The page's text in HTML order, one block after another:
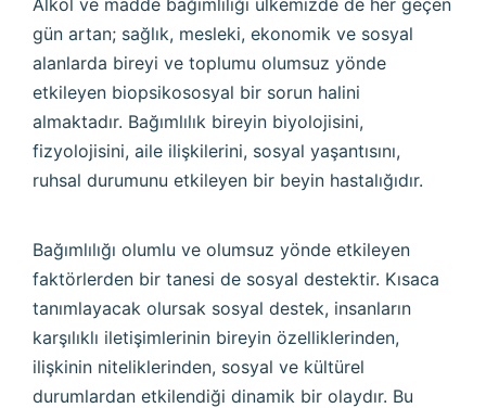
Alkol ve madde bağımlılığı ülkemizde de her geçen
gün artan; sağlık, mesleki, ekonomik ve sosyal
alanlarda bireyi ve toplumu olumsuz yönde
etkileyen biopsikososyal bir sorun halini
almaktadır. Bağımlılık bireyin biyolojisini,
fizyolojisini, aile ilişkilerini, sosyal yaşantısını,
ruhsal durumunu etkileyen bir beyin hastalığıdır.
Bağımlılığı olumlu ve olumsuz yönde etkileyen
faktörlerden bir tanesi de sosyal destektir. Kısaca
tanımlayacak olursak sosyal destek, insanların
karşılıklı iletişimlerinin bireyin özelliklerinden,
ilişkinin niteliklerinden, sosyal ve kültürel
durumlardan etkilendiği dinamik bir olaydır. Bu